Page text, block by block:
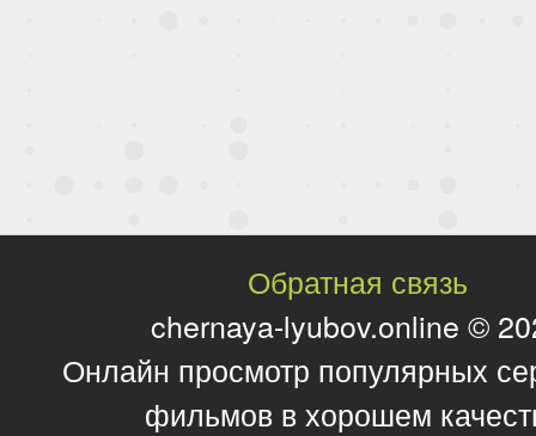
Обратная связь
chernaya-lyubov.online ©
Онлайн просмотр популярных
фильмов в хорошем